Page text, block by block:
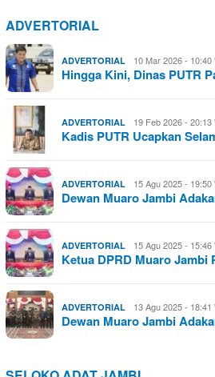
ADVERTORIAL
ADVERTORIAL 10 Mar 2026 - 10:40
Hingga Kini, Dinas PUTR
ADVERTORIAL 19 Feb 2026 - 20:13
Kadis PUTR Ucapkan
ADVERTORIAL 15 Agu 2025 - 19:50
Dewan Muaro Jambi
ADVERTORIAL 15 Agu 2025 - 15:46
Ketua DPRD Muaro
ADVERTORIAL 13 Agu 2025 - 18:41
Dewan Muaro Jambi